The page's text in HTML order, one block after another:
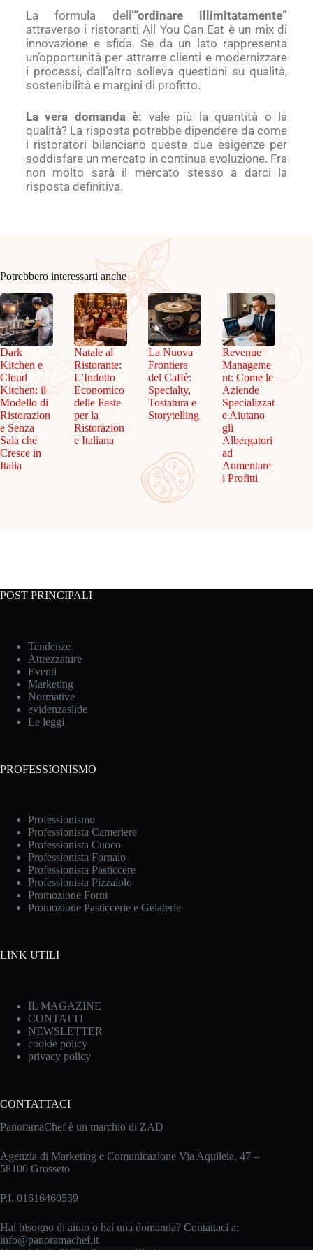
La formula dell’“ordinare illimitatamente”
attraverso i ristoranti All You Can Eat è un mix di
innovazione e sfida. Se da un lato rappresenta
un’opportunità per attrarre clienti e modernizzare
i processi, dall’altro solleva questioni su qualità,
sostenibilità e margini di profitto.
La vera domanda è: vale più la quantità o la
qualità? La risposta potrebbe dipendere da come
i ristoratori bilanciano queste due esigenze per
soddisfare un mercato in continua evoluzione. Fra
non molto sarà il mercato stesso a darci la
risposta definitiva.
Potrebbero interessarti anche
Dark
Kitchen e
Cloud
Kitchen: il
Modello di
Ristorazion
e Senza
Sala che
Cresce in
Italia
Natale al
Ristorante:
L’Indotto
Economico
delle Feste
per la
Ristorazion
e Italiana
La Nuova
Frontiera
del Caffè:
Specialty,
Tostatura e
Storytelling
Revenue
Manageme
nt: Come le
Aziende
Specializzat
e Aiutano
gli
Albergatori
ad
Aumentare
i Profitti
POST PRINCIPALI
Tendenze
Attrezzature
Eventi
Marketing
Normative
evidenzaslide
Le leggi
PROFESSIONISMO
Professionismo
Professionista Cameriere
Professionista Cuoco
Professionista Fornaio
Professionista Pasticcere
Professionista Pizzaiolo
Promozione Forni
Promozione Pasticcerie e Gelaterie
LINK UTILI
IL MAGAZINE
CONTATTI
NEWSLETTER
cookie policy
privacy policy
CONTATTACI
PanoramaChef è un marchio di ZAD
Agenzia di Marketing e Comunicazione Via Aquileia, 47 –
58100 Grosseto
P.I. 01616460539
Hai bisogno di aiuto o hai una domanda? Contattaci a:
info@panoramachef.it